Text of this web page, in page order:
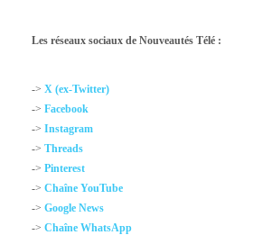
Les réseaux sociaux de Nouveautés Télé :
->X (ex-Twitter)
->Facebook
->Instagram
->Threads
->Pinterest
->Chaîne YouTube
->Google News
->Chaîne WhatsApp